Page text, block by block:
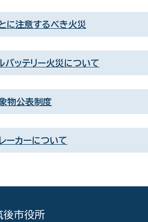
に注意するべき火災
バッテリー火災について
物公表制度
ーカーについて
後市役所